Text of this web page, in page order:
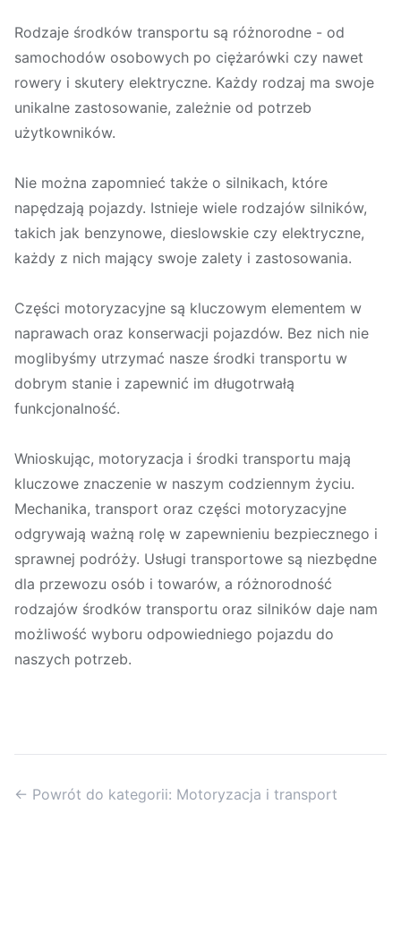
Rodzaje środków transportu są różnorodne - od
samochodów osobowych po ciężarówki czy nawet
rowery i skutery elektryczne. Każdy rodzaj ma swoje
unikalne zastosowanie, zależnie od potrzeb
użytkowników.
Nie można zapomnieć także o silnikach, które
napędzają pojazdy. Istnieje wiele rodzajów silników,
takich jak benzynowe, dieslowskie czy elektryczne,
każdy z nich mający swoje zalety i zastosowania.
Części motoryzacyjne są kluczowym elementem w
naprawach oraz konserwacji pojazdów. Bez nich nie
moglibyśmy utrzymać nasze środki transportu w
dobrym stanie i zapewnić im długotrwałą
funkcjonalność.
Wnioskując, motoryzacja i środki transportu mają
kluczowe znaczenie w naszym codziennym życiu.
Mechanika, transport oraz części motoryzacyjne
odgrywają ważną rolę w zapewnieniu bezpiecznego i
sprawnej podróży. Usługi transportowe są niezbędne
dla przewozu osób i towarów, a różnorodność
rodzajów środków transportu oraz silników daje nam
możliwość wyboru odpowiedniego pojazdu do
naszych potrzeb.
← Powrót do kategorii: Motoryzacja i transport